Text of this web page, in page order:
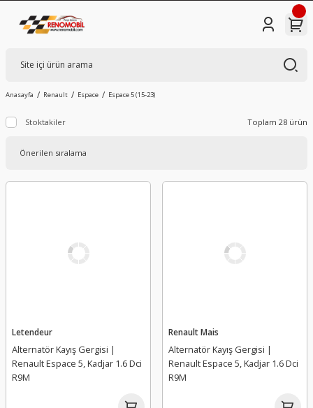
Anasayfa Renault Espace Espace 5 (15-23)
Stoktakiler Toplam 28 ürün
Letendeur
Alternatör Kayış Gergisi |
Renault Espace 5, Kadjar 1.6 Dci
R9M
Renault Mais
Alternatör Kayış Gergisi |
Renault Espace 5, Kadjar 1.6 Dci
R9M